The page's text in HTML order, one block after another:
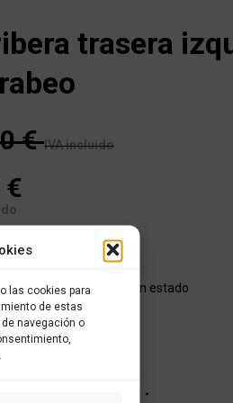
las cookies para
de estas
navegación o
trasera
€ IVA incluido
€
izquierda en buen estado